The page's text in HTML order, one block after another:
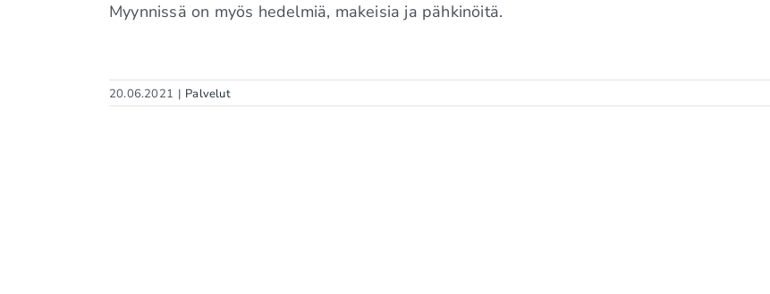
Myynnissä on myös hedelmiä, makeisia ja pähkinöitä.
20.06.2021 | Palvelut